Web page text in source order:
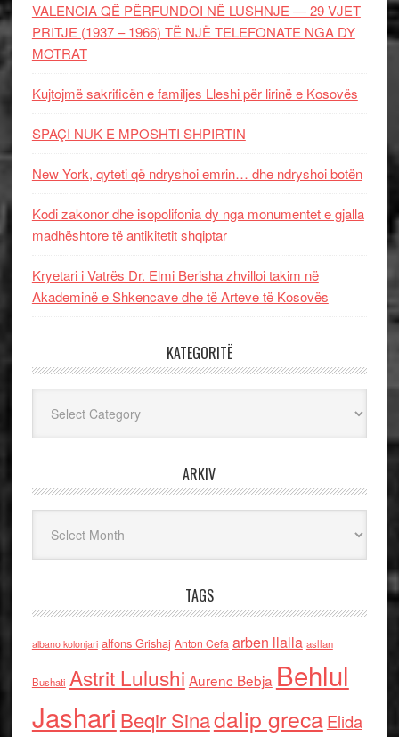
VALENCIA QË PËRFUNDOI NË LUSHNJE — 29 VJET
PRITJE (1937 – 1966) TË NJË TELEFONATE NGA DY
MOTRAT
Kujtojmë sakrificën e familjes Lleshi për lirinë e Kosovës
SPAÇI NUK E MPOSHTI SHPIRTIN
New York, qyteti që ndryshoi emrin… dhe ndryshoi botën
Kodi zakonor dhe isopolifonia dy nga monumentet e gjalla
madhështore të antikitetit shqiptar
Kryetari i Vatrës Dr. Elmi Berisha zhvilloi takim në
Akademinë e Shkencave dhe të Arteve të Kosovës
KATEGORITË
ARKIV
TAGS
albano kolonjari alfons Grishaj Anton Cefa arben llalla asllan
Bushati Astrit Lulushi Aurenc Bebja Behlul
Jashari Beqir Sinadalip grecaElida